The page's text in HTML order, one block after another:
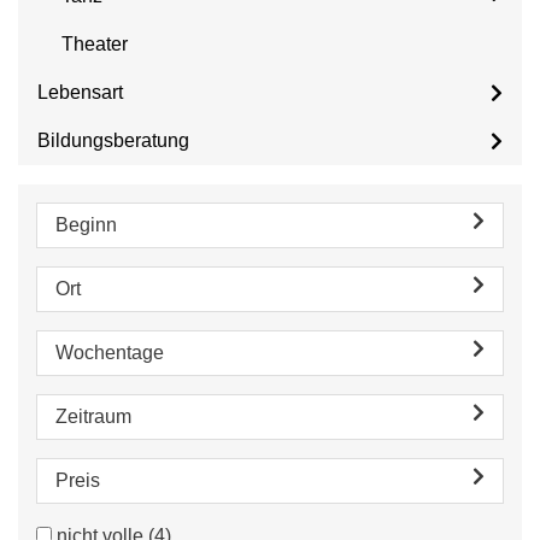
Theater
Lebensart
Bildungsberatung
Beginn
Ort
Wochentage
Zeitraum
Preis
nicht volle (4)